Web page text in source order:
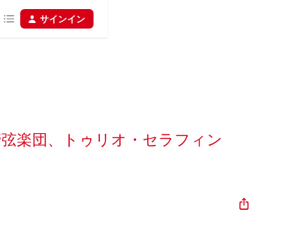
サインイン
楽団 、 トゥリオ・セラフィン